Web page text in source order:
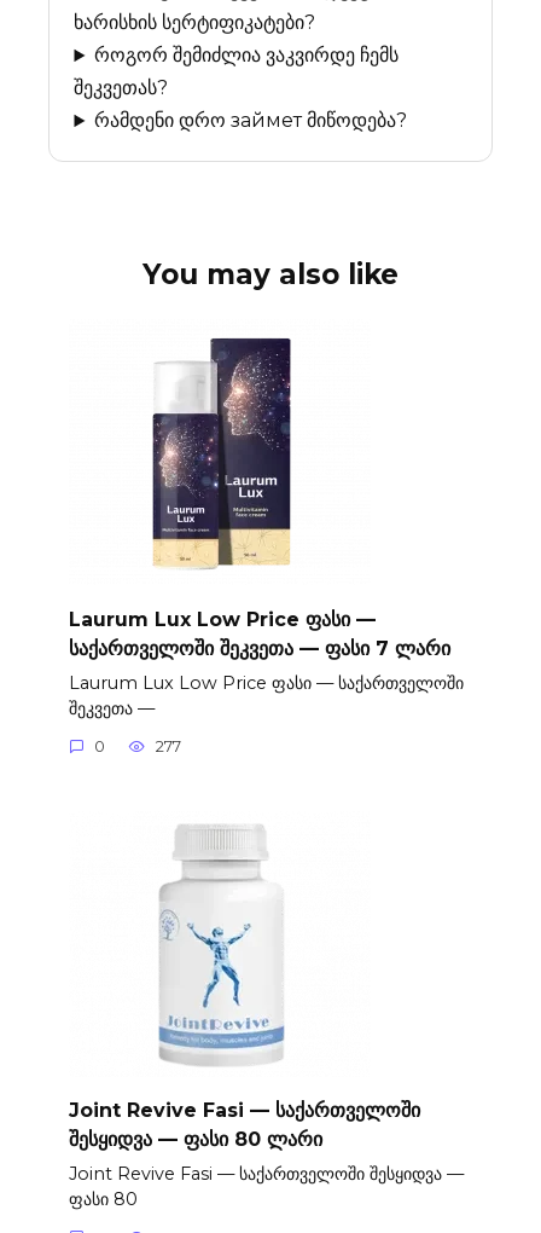
ხარისხის სერტიფიკატები?
როგორ შემიძლია ვაკვირდე ჩემს
შეკვეთას?
რამდენი დრო займет მიწოდება?
You may also like
Laurum Lux Low Price ფასი —
საქართველოში შეკვეთა — ფასი 7 ლარი
Laurum Lux Low Price ფასი — საქართველოში
შეკვეთა —
0 277
Joint Revive Fasi — საქართველოში
შესყიდვა — ფასი 80 ლარი
Joint Revive Fasi — საქართველოში შესყიდვა —
ფასი 80